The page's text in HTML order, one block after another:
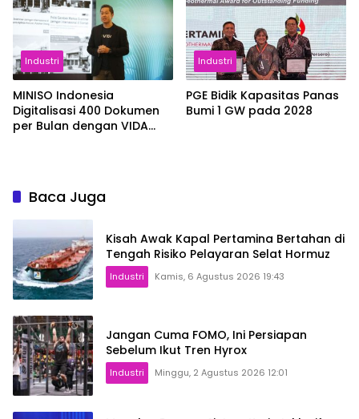
Industri
MINISO Indonesia
Digitalisasi 400 Dokumen
per Bulan dengan VIDA
Industri
PGE Bidik Kapasitas Panas
Bumi 1 GW pada 2028
Baca Juga
Kisah Awak Kapal Pertamina Bertahan di
Tengah Risiko Pelayaran Selat Hormuz
Industri Kamis, 6 Agustus 2026 19:43
Jangan Cuma FOMO, Ini Persiapan
Sebelum Ikut Tren Hyrox
Industri Minggu, 2 Agustus 2026 12:01